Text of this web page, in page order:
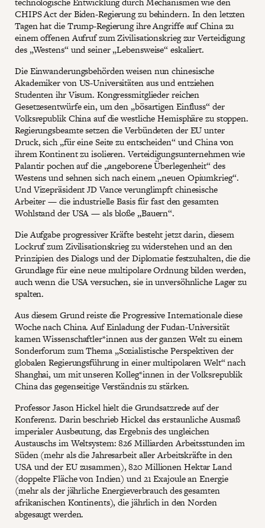
CHIPS Act der Biden-Regierung zu behindern. In den letzten
Tagen hat die Trump-Regierung ihre Angriffe auf China zu
einem offenen Aufruf zum Zivilisationskrieg zur Verteidigung
des „Westens“ und seiner „Lebensweise“ eskaliert.
Die Einwanderungsbehörden weisen nun chinesische
Akademiker von US-Universitäten aus und entziehen
Studenten ihr Visum. Kongressmitglieder reichen
Gesetzesentwürfe ein, um den „bösartigen Einfluss“ der
Volksrepublik China auf die westliche Hemisphäre zu stoppen.
Regierungsbeamte setzen die Verbündeten der EU unter
Druck, sich „für eine Seite zu entscheiden“ und China von
ihrem Kontinent zu isolieren. Verteidigungsunternehmen wie
Palantir pochen auf die „angeborene Überlegenheit“ des
Westens und sehnen sich nach einem „neuen Opiumkrieg“.
Und Vizepräsident JD Vance verunglimpft chinesische
Arbeiter — die industrielle Basis für fast den gesamten
Wohlstand der USA — als bloße „Bauern“.
Die Aufgabe progressiver Kräfte besteht jetzt darin, diesem
Lockruf zum Zivilisationskrieg zu widerstehen und an den
Prinzipien des Dialogs und der Diplomatie festzuhalten, die die
Grundlage für eine neue multipolare Ordnung bilden werden,
auch wenn die USA versuchen, sie in unversöhnliche Lager zu
spalten.
Aus diesem Grund reiste die Progressive Internationale diese
Woche nach China. Auf Einladung der Fudan-Universität
kamen Wissenschaftler*innen aus der ganzen Welt zu einem
Sonderforum zum Thema „Sozialistische Perspektiven der
globalen Regierungsführung in einer multipolaren Welt“ nach
Shanghai, um mit unseren Kolleg*innen in der Volksrepublik
China das gegenseitige Verständnis zu stärken.
Professor Jason Hickel hielt die Grundsatzrede auf der
Konferenz. Darin beschrieb Hickel das erstaunliche Ausmaß
imperialer Ausbeutung, das Ergebnis des ungleichen
Austauschs im Weltsystem: 826 Milliarden Arbeitsstunden im
Süden (mehr als die Jahresarbeit aller Arbeitskräfte in den
USA und der EU zusammen), 820 Millionen Hektar Land
(doppelte Fläche von Indien) und 21 Exajoule an Energie
(mehr als der jährliche Energieverbrauch des gesamten
afrikanischen Kontinents), die jährlich in den Norden
abgesaugt werden.